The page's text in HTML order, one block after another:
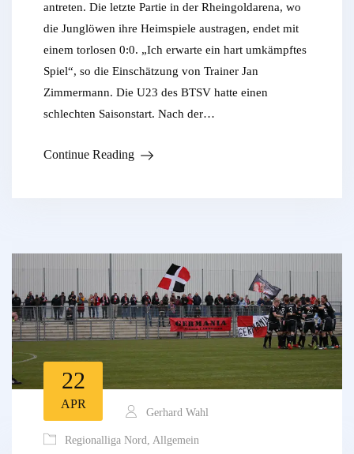
antreten. Die letzte Partie in der Rheingoldarena, wo
die Junglöwen ihre Heimspiele austragen, endet mit
einem torlosen 0:0. „Ich erwarte ein hart umkämpftes
Spiel“, so die Einschätzung von Trainer Jan
Zimmermann. Die U23 des BTSV hatte einen
schlechten Saisonstart. Nach der…
Continue Reading
22
APR
Gerhard Wahl
Regionalliga Nord, Allgemein